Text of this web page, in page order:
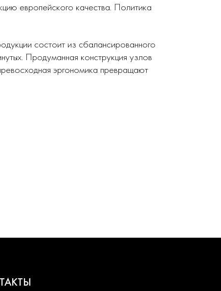
европейского качества. Политика
состоит из сбалансированного
Продуманная конструкция узлов
эргономика превращают